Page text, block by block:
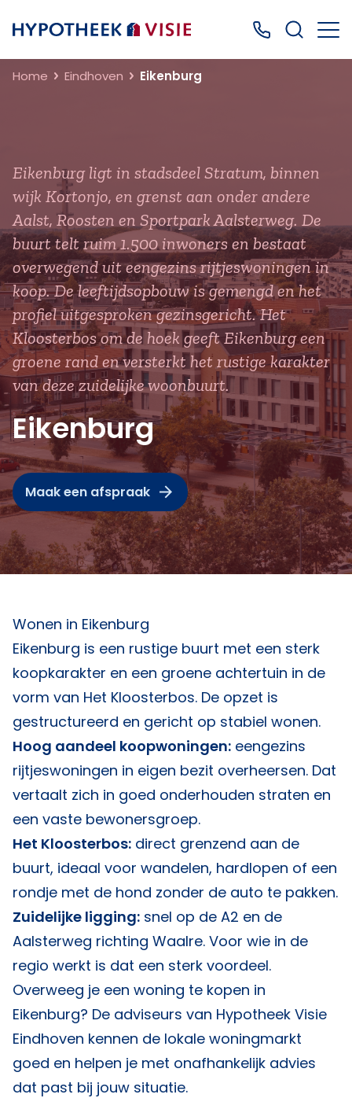
Terug naar home Bel ons: 0499
Home Eindhoven Eikenburg
Eikenburg ligt in stadsdeel Stratum, binnen
wijk Kortonjo, en grenst aan onder andere
Aalst, Roosten en Sportpark Aalsterweg. De
buurt telt ruim 1.500 inwoners en bestaat
overwegend uit eengezins rijtjeswoningen in
koop. De leeftijdsopbouw is gemengd en het
profiel uitgesproken gezinsgericht. Het
Kloosterbos om de hoek geeft Eikenburg een
groene rand en versterkt het rustige karakter
van deze zuidelijke woonbuurt.
Eikenburg
Maak een afspraak
Wonen in Eikenburg
Eikenburg is een rustige buurt met een sterk
koopkarakter en een groene achtertuin in de
vorm van Het Kloosterbos. De opzet is
gestructureerd en gericht op stabiel wonen.
Hoog aandeel koopwoningen: eengezins
rijtjeswoningen in eigen bezit overheersen. Dat
vertaalt zich in goed onderhouden straten en
een vaste bewonersgroep.
Het Kloosterbos: direct grenzend aan de
buurt, ideaal voor wandelen, hardlopen of een
rondje met de hond zonder de auto te pakken.
Zuidelijke ligging: snel op de A2 en de
Aalsterweg richting Waalre. Voor wie in de
regio werkt is dat een sterk voordeel.
Overweeg je een woning te kopen in
Eikenburg? De adviseurs van Hypotheek Visie
Eindhoven kennen de lokale woningmarkt
goed en helpen je met onafhankelijk advies
dat past bij jouw situatie.